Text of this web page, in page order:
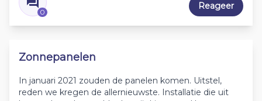
0
Reageer
Zonnepanelen
In januari 2021 zouden de panelen komen. Uitstel,
reden we kregen de allernieuwste. Installatie die uit